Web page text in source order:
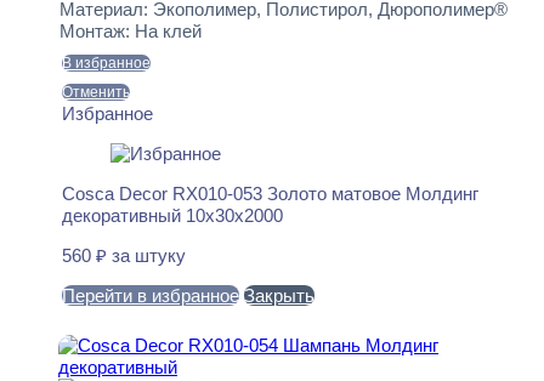
Материал: Экополимер, Полистирол, Дюрополимер®
Монтаж: На клей
В избранное
Отменить
Избранное
Cosca Decor RX010-053 Золото матовое Молдинг
декоративный 10x30x2000
560 ₽ за штуку
Перейти в избранное Закрыть